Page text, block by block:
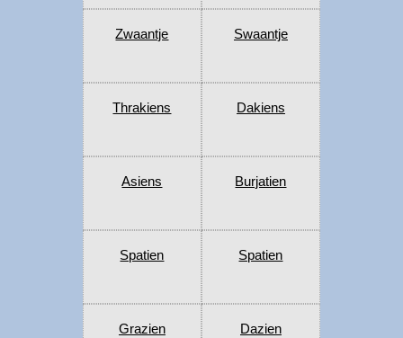
Zwaantje Swaantje
Thrakiens Dakiens
Asiens Burjatien
Spatien Spatien
Grazien Dazien